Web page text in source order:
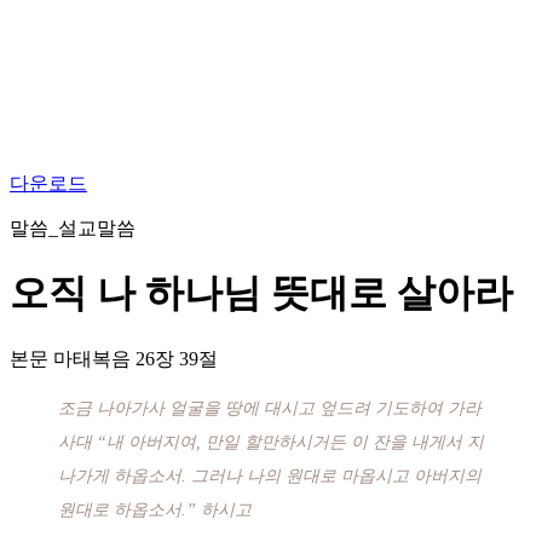
다운로드
말씀_설교말씀
오직 나 하나님 뜻대로 살아라
본문 마태복음 26장 39절
조금 나아가사 얼굴을 땅에 대시고 엎드려 기도하여 가라
사대 “내 아버지여, 만일 할만하시거든 이 잔을 내게서 지
나가게 하옵소서. 그러나 나의 원대로 마옵시고 아버지의
원대로 하옵소서.” 하시고